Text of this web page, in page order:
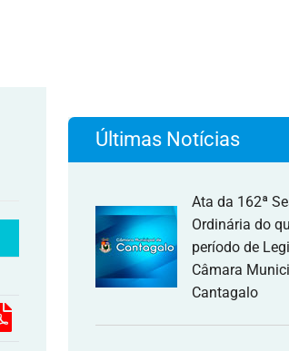
Últimas Notícias
Ata da 162ª
Ordinária do
período de
Câmara
Cantagalo